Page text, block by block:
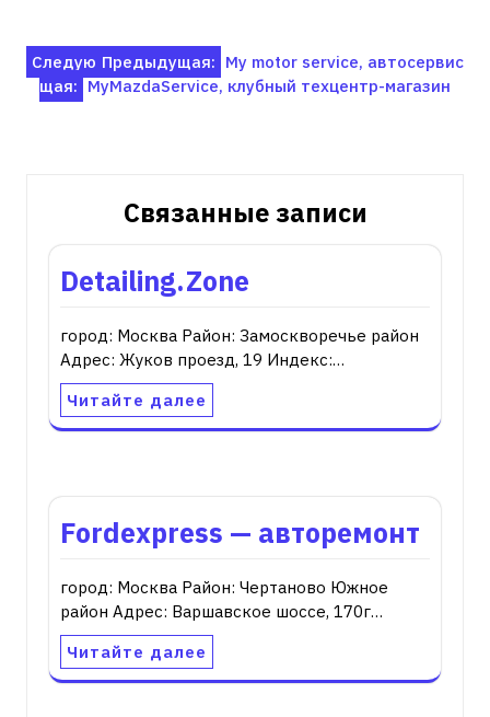
Навигация
по
Предыдущая: My motor service, автосервис
Следую
щая: MyMazdaService, клубный техцентр-магазин
Связанные записи
Detailing.Zone
город: Москва Район: Замоскворечье район
Адрес: Жуков проезд, 19 Индекс:…
Читайте далее
Fordexpress — авторемонт
город: Москва Район: Чертаново Южное
район Адрес: Варшавское шоссе, 170г…
Читайте далее